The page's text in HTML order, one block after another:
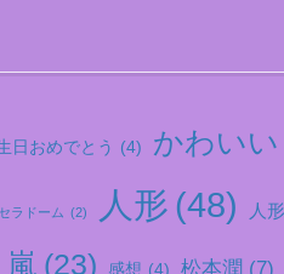
日おめでとう (4) かわいい
ラドーム (2) 人形 (48) 人
嵐 (23) 感想 (4) 松本潤 (7)